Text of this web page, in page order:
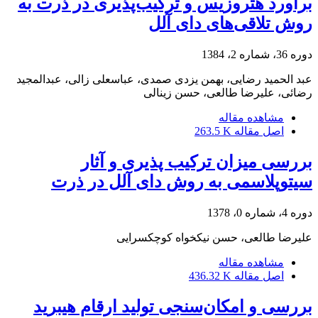
برآورد هتروزیس و ترکیب‌پذیری در ذرت به
روش تلاقی‌های دای آلل
دوره 36، شماره 2، 1384
عبد الحمید رضایی، بهمن یزدی صمدی، عباسعلی زالی، عبدالمجید
رضائی، علیرضا طالعی، حسن زینالی
مشاهده مقاله
اصل مقاله 263.5 K
بررسی میزان ترکیب پذیری و آثار
سیتوپلاسمی به روش دای آلل در ذرت
دوره 4، شماره 0، 1378
علیرضا طالعی، حسن نیکخواه کوچکسرایی
مشاهده مقاله
اصل مقاله 436.32 K
بررسی و امکان‌سنجی تولید ارقام هیبرید